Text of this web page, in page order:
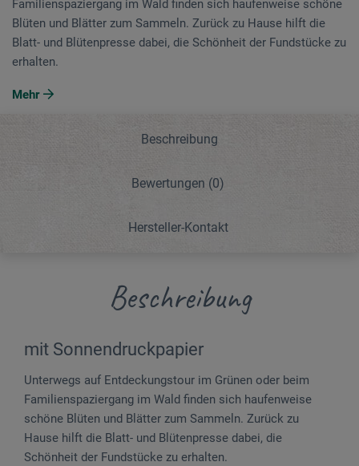
Familienspaziergang im Wald finden sich haufenweise schöne
Blüten und Blätter zum Sammeln. Zurück zu Hause hilft die
Blatt- und Blütenpresse dabei, die Schönheit der Fundstücke zu
erhalten.
Mehr
Beschreibung
Bewertungen (0)
Hersteller-Kontakt
Beschreibung
mit Sonnendruckpapier
Unterwegs auf Entdeckungstour im Grünen oder beim
Familienspaziergang im Wald finden sich haufenweise
schöne Blüten und Blätter zum Sammeln. Zurück zu
Hause hilft die Blatt- und Blütenpresse dabei, die
Schönheit der Fundstücke zu erhalten.